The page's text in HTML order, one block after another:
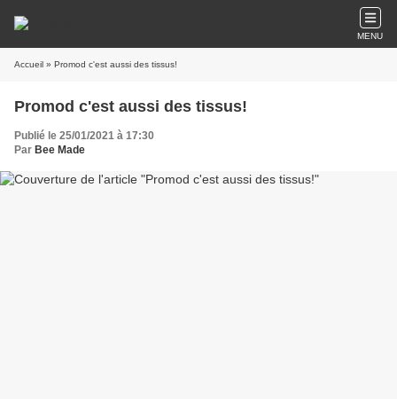
MENU
Accueil » Promod c'est aussi des tissus!
Promod c'est aussi des tissus!
Publié le 25/01/2021 à 17:30
Par Bee Made